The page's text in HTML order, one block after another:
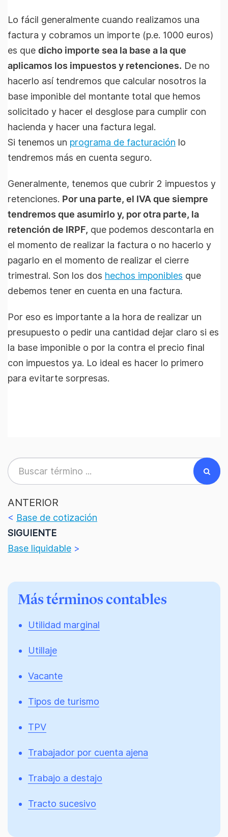
Lo fácil generalmente cuando realizamos una
factura y cobramos un importe (p.e. 1000 euros)
es que dicho importe sea la base a la que
aplicamos los impuestos y retenciones. De no
hacerlo así tendremos que calcular nosotros la
base imponible del montante total que hemos
solicitado y hacer el desglose para cumplir con
hacienda y hacer una factura legal.
Si tenemos un programa de facturación lo
tendremos más en cuenta seguro.
Generalmente, tenemos que cubrir 2 impuestos y
retenciones. Por una parte, el IVA que siempre
tendremos que asumirlo y, por otra parte, la
retención de IRPF, que podemos descontarla en
el momento de realizar la factura o no hacerlo y
pagarlo en el momento de realizar el cierre
trimestral. Son los dos hechos imponibles que
debemos tener en cuenta en una factura.
Por eso es importante a la hora de realizar un
presupuesto o pedir una cantidad dejar claro si es
la base imponible o por la contra el precio final
con impuestos ya. Lo ideal es hacer lo primero
para evitarte sorpresas.
ANTERIOR
< Base de cotización
SIGUIENTE
Base liquidable >
Más términos contables
Utilidad marginal
Utillaje
Vacante
Tipos de turismo
TPV
Trabajador por cuenta ajena
Trabajo a destajo
Tracto sucesivo